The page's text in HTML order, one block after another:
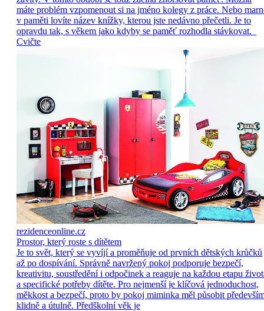
máte problém vzpomenout si na jméno kolegy z práce. Nebo
v paměti lovíte název knížky, kterou jste nedávno přečetli. Je to
opravdu tak, s věkem jako kdyby se paměť rozhodla stávkovat.
Cvičte
rezidenceonline.cz
Prostor, který roste s dítětem
Je to svět, který se vyvíjí a proměňuje od prvních dětských krůčků
až po dospívání. Správně navržený pokoj podporuje bezpečí,
kreativitu, soustředění i odpočinek a reaguje na každou etapu
a specifické potřeby dítěte. Pro nejmenší je klíčová jednoduchost,
měkkost a bezpečí, proto by pokoj miminka měl působit
klidně a útulně. Předškolní věk je